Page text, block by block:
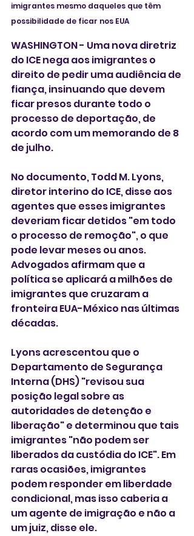
imigrantes mesmo daqueles que têm
possibilidade de ficar nos EUA
WASHINGTON - Uma nova diretriz
do ICE nega aos imigrantes o
direito de pedir uma audiência de
fiança, insinuando que devem
ficar presos durante todo o
processo de deportação, de
acordo com um memorando de 8
de julho.
No documento, Todd M. Lyons,
diretor interino do ICE, disse aos
agentes que esses imigrantes
deveriam ficar detidos "em todo
o processo de remoção", o que
pode levar meses ou anos.
Advogados afirmam que a
política se aplicará a milhões de
imigrantes que cruzaram a
fronteira EUA-México nas últimas
décadas.
Lyons acrescentou que o
Departamento de Segurança
Interna (DHS) "revisou sua
posição legal sobre as
autoridades de detenção e
liberação" e determinou que tais
imigrantes "não podem ser
liberados da custódia do ICE". Em
raras ocasiões, imigrantes
podem responder em liberdade
condicional, mas isso caberia a
um agente de imigração e não a
um juiz, disse ele.